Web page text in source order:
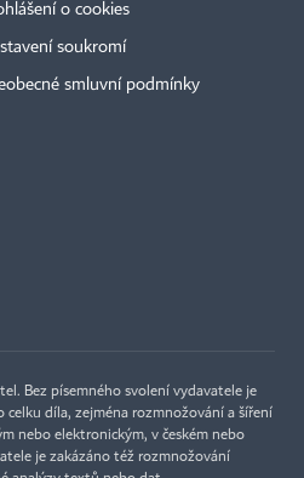
o cookies
soukromí
smluvní podmínky
Bez písemného svolení vydavatele je
díla, zejména rozmnožování a šíření
nebo elektronickým, v českém nebo
je zakázáno též rozmnožování